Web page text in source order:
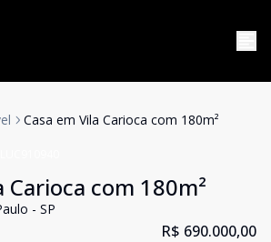
Casa em Vila Carioca com 180m²
Carioca com 180m²
- SP
R$ 690.000,00